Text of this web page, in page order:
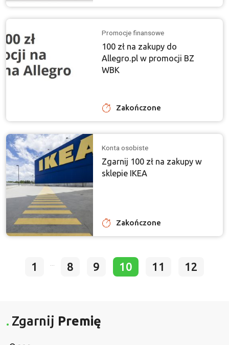
Promocje finansowe
100 zł na zakupy do
Allegro.pl w promocji BZ
WBK
Zakończone
Konta osobiste
Zgarnij 100 zł na zakupy w
sklepie IKEA
Zakończone
1 ... 8 9 10 11 12
Zgarnij Premię